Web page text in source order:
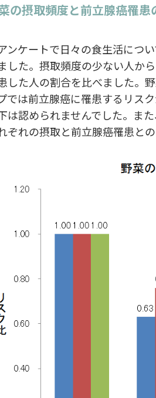
の摂取頻度と前立腺癌罹患
ンケートで日々の食生活につ
した。摂取頻度の少ない人か
した人の割合を比べました。
では前立腺癌に罹患するリス
は認められませんでした。ま
ぞれの摂取と前立腺癌罹患と